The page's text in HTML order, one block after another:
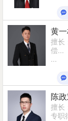
黄
擅长
偿...
...
陈
擅长
专职